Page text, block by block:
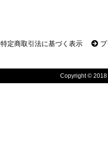
特定商取引法に基づく表示
Copyright © 2018